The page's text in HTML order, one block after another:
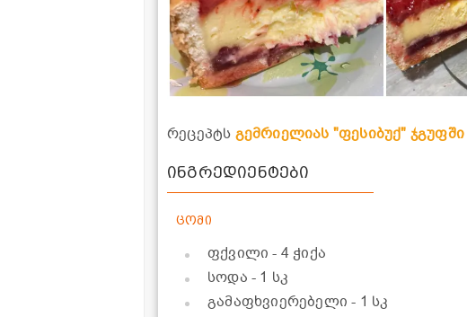
რეცეპტს გემრიელიას "ფესიბუქ" ჯგუფში
ინგრედიენტები
ცომი
ფქვილი- 4 ჭიქა
სოდა - 1 სკ
გამაფხვიერებელი- 1 სკ